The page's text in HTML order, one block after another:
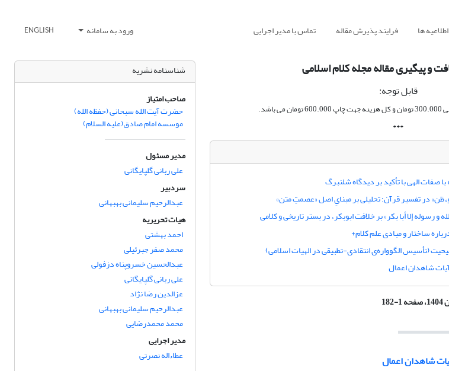
ها فرایند پذیرش مقاله تماس با مدیر اجرایی ورود به سامانه ENGLISH
و پیگیری مقاله مجله کلام اسلامی
قابل توجه:
***
صفات الهی با تأکید بر دیدگاه شلنبرگ
در تفسیر قرآن؛ تحلیلی بر مبنایِ اصل «عصمتِ متن»
رسوله إلا أبا بکر» بر خلافت ابوبکر، در بستر تاریخی و کلامی
ساختار و مبادی علم کلام+
(تأسیس الگوواره‌ی انتقادی-تطبیقی در الهیات اسلامی)
شاهدان اعمال
شاهدان اعمال
شناسنامه نشریه
صاحب امتیاز
حضرت آیت الله سبحانی (حفظه الله)
موسسه امام صادق(علیه السلام)
مدیر مسئول
علی ربانی گلپایگانی
سردبیر
عبدالرحیم سلیمانی بهبهانی
هیات تحریریه
احمد بهشتی
محمد صفر جبرئیلی
عبدالحسین خسروپناه دزفولی
علی ربانی گلپایگانی
عزالدین رضا نژاد
عبدالرحیم سلیمانی بهبهانی
محمد محمدرضایی
مدیر اجرایی
عطاءاله نصرتی